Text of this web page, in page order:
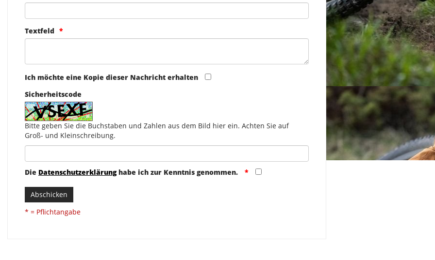
Textfeld
Ich möchte eine Kopie dieser Nachricht erhalten
Sicherheitscode
Bitte geben Sie die Buchstaben und Zahlen aus dem Bild hier ein. Achten Sie auf
Groß- und Kleinschreibung.
Die Datenschutzerklärunghabe ich zur Kenntnis genommen.
Abschicken
* = Pflichtangabe